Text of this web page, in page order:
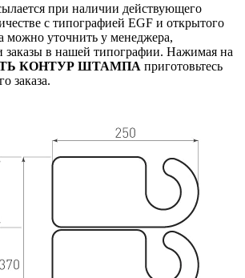
при наличии действующего
с типографией EGF и открытого
можно уточнить у менеджера,
в нашей типографии. Нажимая на
КОНТУР ШТАМПА приготовьтесь
заказа.